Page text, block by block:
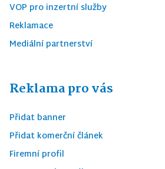
VOP pro inzertní služby
Reklamace
Mediální partnerství
Reklama pro vás
Přidat banner
Přidat komerční článek
Firemní profil